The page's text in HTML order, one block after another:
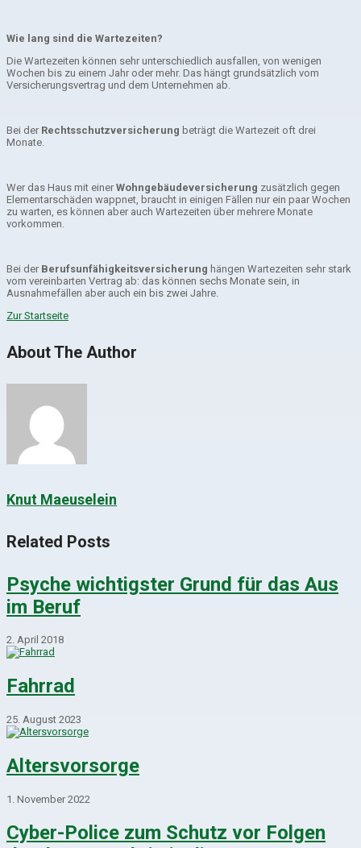
Wie lang sind die Wartezeiten?
Die Wartezeiten können sehr unterschiedlich ausfallen, von wenigen
Wochen bis zu einem Jahr oder mehr. Das hängt grundsätzlich vom
Versicherungsvertrag und dem Unternehmen ab.
Bei der Rechtsschutzversicherung beträgt die Wartezeit oft drei
Monate.
Wer das Haus mit einer Wohngebäudeversicherung zusätzlich gegen
Elementarschäden wappnet, braucht in einigen Fällen nur ein paar Wochen
zu warten, es können aber auch Wartezeiten über mehrere Monate
vorkommen.
Bei der Berufsunfähigkeitsversicherung hängen Wartezeiten sehr stark
vom vereinbarten Vertrag ab: das können sechs Monate sein, in
Ausnahmefällen aber auch ein bis zwei Jahre.
Zur Startseite
About The Author
Knut Maeuselein
Related Posts
Psyche wichtigster Grund für das Aus
im Beruf
2. April 2018
Fahrrad
25. August 2023
Altersvorsorge
1. November 2022
Cyber-Police zum Schutz vor Folgen